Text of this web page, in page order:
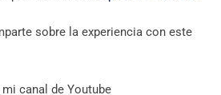
sobre la experiencia con este
canal de Youtube